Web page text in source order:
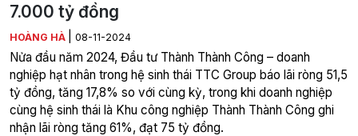
7.000 tỷ đồng
HOÀNG HÀ 08-11-2024
Nửa đầu năm 2024, Đầu tư Thành Thành Công – doanh
nghiệp hạt nhân trong hệ sinh thái TTC Group báo lãi ròng 51,5
tỷ đồng, tăng 17,8% so với cùng kỳ, trong khi doanh nghiệp
cùng hệ sinh thái là Khu công nghiệp Thành Thành Công ghi
nhận lãi ròng tăng 61%, đạt 75 tỷ đồng.